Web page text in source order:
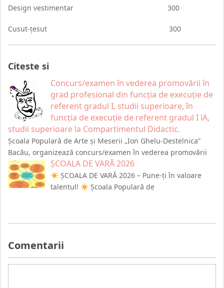
Design vestimentar 300
Cusut-ţesut 300
Citeste si
Concurs/examen în vederea promovării în
grad profesional din funcția de execuție de
referent gradul I, studii superioare, în
funcția de execuție de referent gradul I lA,
studii superioare la Compartimentul Didactic.
Școala Populară de Arte și Meserii „Ion Ghelu-Destelnica”
Bacău, organizează concurs/examen în vederea promovării
ȘCOALA DE VARĂ 2026
ȘCOALA DE VARĂ 2026 – Pune-ți în valoare
talentul!
Școala Populară de
Comentarii